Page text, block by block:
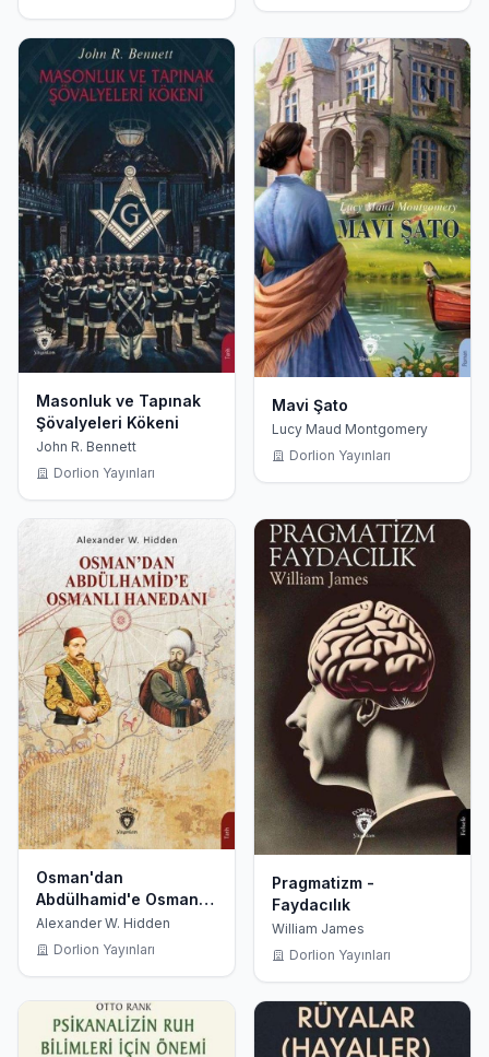
Masonluk ve Tapınak
Şövalyeleri Kökeni
John R. Bennett
Dorlion Yayınları
Mavi Şato
Lucy Maud Montgomery
Dorlion Yayınları
Osman'dan
Abdülhamid'e Osmanlı
Hanedanı
Alexander W. Hidden
Dorlion Yayınları
Pragmatizm -
Faydacılık
William James
Dorlion Yayınları